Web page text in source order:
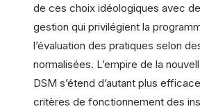
de ces choix idéologiques avec
gestion qui privilégient la
l’évaluation des pratiques selon
normalisées. L’empire de la
DSM s’étend d’autant plus
critères de fonctionnement des